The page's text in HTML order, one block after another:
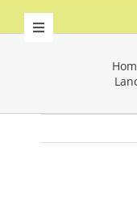
Toggle
Community